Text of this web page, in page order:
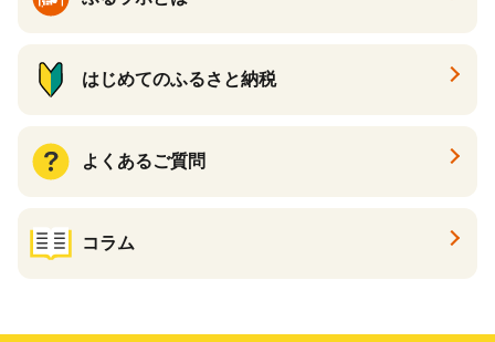
はじめてのふるさと納税
よくあるご質問
コラム